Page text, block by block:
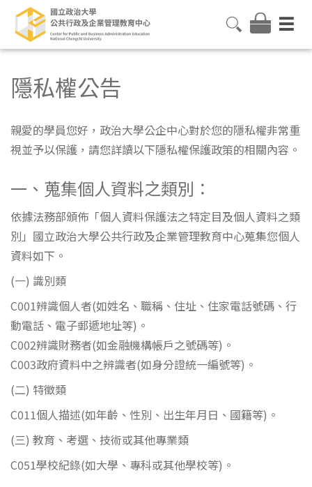
隱私權公告
親愛的學員您好，政治大學公企中心對於您的隱私權非常重
視並予以保護，請您詳讀以下隱私權保護政策的相關內容。
一、蒐集個人資料之類別：
依據法務部頒佈「個人資料保護法之特定目及個人資料之類
別」國立政治大學公共行政及企業管理教育中心蒐集您個人
資料如下。
(一) 識別類
C001辨識個人者(如姓名、職稱、住址、住家電話號碼、行
動電話、電子郵遞地址等)。
C002辨識財務者(如金融機構帳戶之號碼等)。
C003政府資料中之辨識者(如身分證統一編號等)。
(二) 特徵類
C011個人描述(如年齡、性別、出生年月日、國籍等)。
(三) 教育、考選、技術或其他專業類
C051學校紀錄(如大學、專科或其他學校等)。